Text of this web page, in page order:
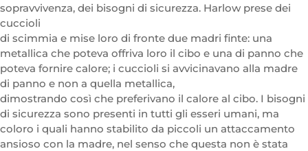
sopravvivenza, dei bisogni di sicurezza. Harlow prese dei
cuccioli
di scimmia e mise loro di fronte due madri finte: una
metallica che poteva offriva loro il cibo e una di panno che
poteva fornire calore; i cuccioli si avvicinavano alla madre
di panno e non a quella metallica,
dimostrando così che preferivano il calore al cibo. I bisogni
di sicurezza sono presenti in tutti gli esseri umani, ma
coloro i quali hanno stabilito da piccoli un attaccamento
ansioso con la madre, nel senso che questa non è stata